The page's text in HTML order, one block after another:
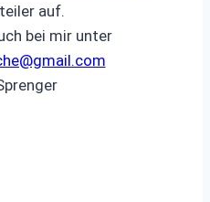
auf.
bei mir unter